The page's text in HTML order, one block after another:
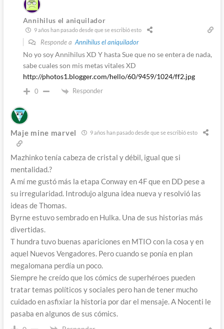
Annihilus el aniquilador
9 años han pasado desde que se escribió esto
Responde a Annihilus el aniquilador
No yo soy Annihilus XD Y hasta Sue que no se entera de nada,
sabe cuales son mis metas vitales XD
http://photos1.blogger.com/hello/60/9459/1024/ff2.jpg
0 Responder
Maje mine marvel 9 años han pasado desde que se escribió esto
Mazhinko tenía cabeza de cristal y débil, igual que si
mentalidad.?
A mí me gustó más la etapa Conway en 4F que en DD pese a
su irregularidad. Introdujo alguna idea nueva y resolvió las
ideas de Thomas.
Byrne estuvo sembrado en Hulka. Una de sus historias más
divertidas.
T hundra tuvo buenas apariciones en MTIO con la cosa y en
aquel Nuevos Vengadores. Pero cuando se ponía en plan
megalomana perdía un poco.
Siempre he creído que los cómics de superhéroes pueden
tratar temas políticos y sociales pero han de tener mucho
cuidado en asfixiar la historia por dar el mensaje. A Nocenti le
pasaba en algunos de sus cómics.